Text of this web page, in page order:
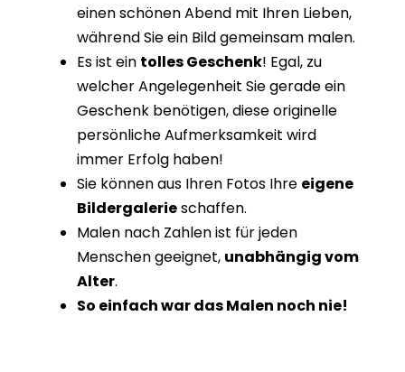
einen schönen Abend mit Ihren Lieben,
während Sie ein Bild gemeinsam malen.
Es ist ein tolles Geschenk! Egal, zu
welcher Angelegenheit Sie gerade ein
Geschenk benötigen, diese originelle
persönliche Aufmerksamkeit wird
immer Erfolg haben!
Sie können aus Ihren Fotos Ihre eigene
Bildergalerieschaffen.
Malen nach Zahlen ist für jeden
Menschen geeignet, unabhängig vom
Alter.
So einfach war das Malen noch nie!